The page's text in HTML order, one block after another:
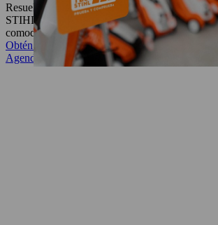
Resuelve tus dudas y descubre las ventajas de
STIHL. Agenda una cita con un especialista,
comodidad de tu hogar y conoce todo su
Obtén más información aquí
Agenda tu cita aquí